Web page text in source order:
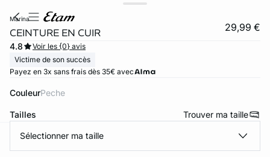
marina
CEINTURE EN CUIR 29,99 €
4.8
Voir les {0} avis
Victime de son succès
Payez en 3x sans frais dès 35€ avec
Couleur peche
Tailles Trouver ma taille
Sélectionner ma taille